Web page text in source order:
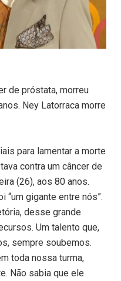
de próstata, morreu
Ney Latorraca morre
para lamentar a morte
contra um câncer de
(26), aos 80 anos.
“um gigante entre nós”.
desse grande
Um talento que,
sempre soubemos.
toda nossa turma,
Não sabia que ele